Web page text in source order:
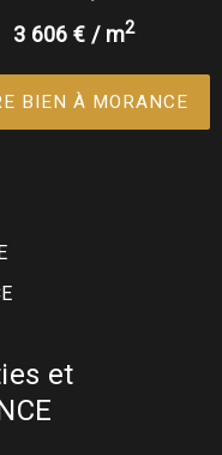
3 606 € / m2
BIEN À MORANCE
et